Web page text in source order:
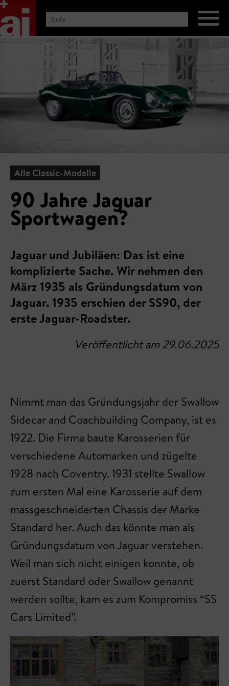
Alle Classic-Modelle
90 Jahre Jaguar
Sportwagen?
Jaguar und Jubiläen: Das ist eine
komplizierte Sache. Wir nehmen den
März 1935 als Gründungsdatum von
Jaguar. 1935 erschien der SS90, der
erste Jaguar-Roadster.
Veröffentlicht am 29.06.2025
Nimmt man das Gründungsjahr der Swallow
Sidecar and Coachbuilding Company, ist es
1922. Die Firma baute Karosserien für
verschiedene Automarken und zügelte
1928 nach Coventry. 1931 stellte Swallow
zum ersten Mal eine Karosserie auf dem
massgeschneiderten Chassis der Marke
Standard her. Auch das könnte man als
Gründungsdatum von Jaguar verstehen.
Weil man sich nicht einigen konnte, ob
zuerst Standard oder Swallow genannt
werden sollte, kam es zum Kompromiss “SS
Cars Limited”.